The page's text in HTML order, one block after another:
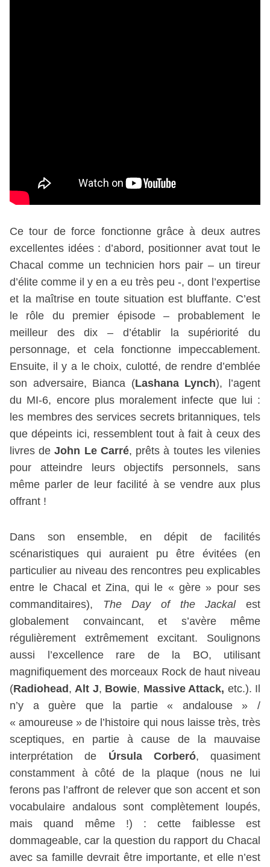
Ce tour de force fonctionne grâce à deux autres
excellentes idées : d’abord, positionner avat tout le
Chacal comme un technicien hors pair – un tireur
d’élite comme il y en a eu très peu -, dont l’expertise
et la maîtrise en toute situation est bluffante. C’est
le rôle du premier épisode – probablement le
meilleur des dix – d’établir la supériorité du
personnage, et cela fonctionne impeccablement.
Ensuite, il y a le choix, culotté, de rendre d’emblée
son adversaire, Bianca (Lashana Lynch), l’agent
du MI-6, encore plus moralement infecte que lui :
les membres des services secrets britanniques, tels
que dépeints ici, ressemblent tout à fait à ceux des
livres deJohn Le Carré, prêts à toutes les vilenies
pour atteindre leurs objectifs personnels, sans
même parler de leur facilité à se vendre aux plus
offrant !
Dans son ensemble, en dépit de facilités
scénaristiques qui auraient pu être évitées (en
particulier au niveau des rencontres peu explicables
entre le Chacal et Zina, qui le « gère » pour ses
commanditaires), The Day of the Jackalest
globalement convaincant, et s’avère même
régulièrement extrêmement excitant. Soulignons
aussi l’excellence rare de la BO, utilisant
magnifiquement des morceaux Rock de haut niveau
(Radiohead, Alt J, Bowie, Massive Attack, etc.). Il
n’y a guère que la partie « andalouse » /
« amoureuse » de l’histoire qui nous laisse très, très
sceptiques, en partie à cause de la mauvaise
interprétation de Úrsula Corberó, quasiment
constamment à côté de la plaque (nous ne lui
ferons pas l’affront de relever que son accent et son
vocabulaire andalous sont complètement loupés,
mais quand même !) : cette faiblesse est
dommageable, car la question du rapport du Chacal
avec sa famille devrait être importante, et elle n’est